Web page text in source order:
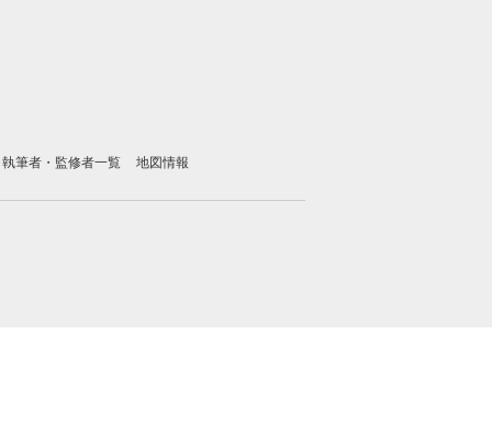
執筆者・監修者一覧 地図情報